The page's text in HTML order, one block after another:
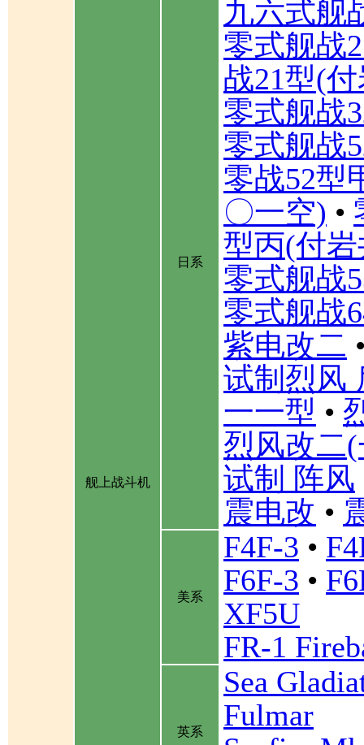
舰上战斗机
日系
九六式舰
零式舰战
战21型(
零式舰战
零式舰战
零战52型
〇一空) •
型丙(付
零式舰战
零式舰战
紫电改二
试制烈风
一一型 •
烈风改二
试制 阵风
震电改 •
美系
F4F-3 •
F6F-3 •
XF5U
FR-1
英系
Sea
Fulmar